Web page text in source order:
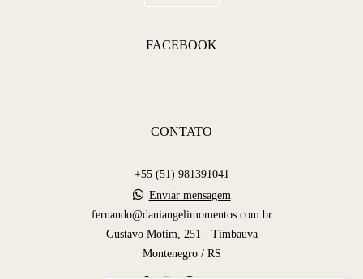
FACEBOOK
CONTATO
+55 (51) 981391041
Enviar mensagem
fernando@daniangelimomentos.com.br
Gustavo Motim, 251 - Timbauva
Montenegro / RS